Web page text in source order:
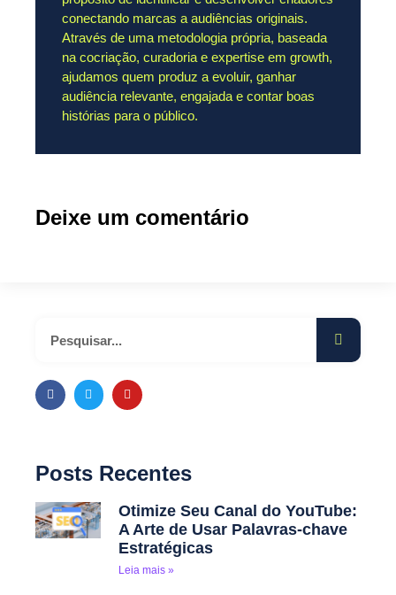
conectando marcas a audiências originais.
Através de uma metodologia própria, baseada
na cocriação, curadoria e expertise em growth,
ajudamos quem produz a evoluir, ganhar
audiência relevante, engajada e contar boas
histórias para o público.
Deixe um comentário
Posts Recentes
Otimize Seu Canal do YouTube:
A Arte de Usar Palavras-chave
Estratégicas
Leia mais »